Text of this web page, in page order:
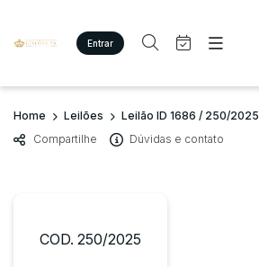
Entrar
Criar conta Entrar
Site
Agenda
Quem Somos
Imóveis
Busca por palavra-chave
Quem Somos
Home Leilões Leilão ID 1686 / 250/2025
Compartilhe
Dúvidas e contato
COD. 250/2025